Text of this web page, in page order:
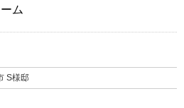
ム
S様邸